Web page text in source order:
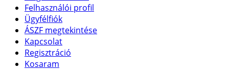
Felhasználói profil
Ügyfélfiók
ÁSZF megtekintése
Kapcsolat
Regisztráció
Kosaram